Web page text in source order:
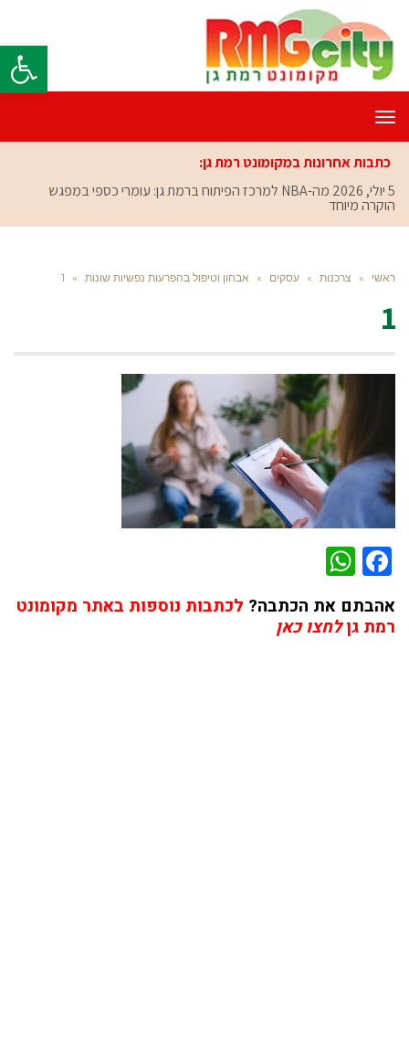
פתח
תפריט
כתבות אחרונות במקומונט רמת גן:
5 יולי, 2026
מה-NBA למרכז הפיתוח ברמת גן: עומרי כספי במפגש
הוקרה מיוחד
ראשי » צרכנות » עסקים » אבחון וטיפול בהפרעות נפשיות שונות »
1
1
Facebook
אהבתם את הכתבה? לכתבות נוספות באתר מקומונט
רמת גןלחצו כאן